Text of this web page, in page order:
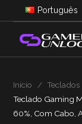
Português
Início / Teclados
Teclado Gaming
60%, Com Cabo,